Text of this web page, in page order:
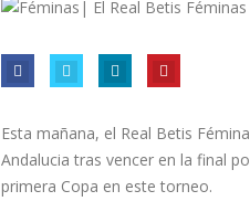
Esta mañana, el Real Betis
Andalucia tras vencer en la final
primera Copa en este torneo.